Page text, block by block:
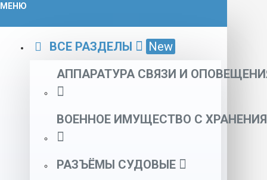
МЕНЮ
ВСЕ РАЗДЕЛЫ
New
АППАРАТУРА СВЯЗИ И
ВОЕННОЕ ИМУЩЕСТВО С ХРАНЕНИЯ
РАЗЪЁМЫ СУДОВЫЕ